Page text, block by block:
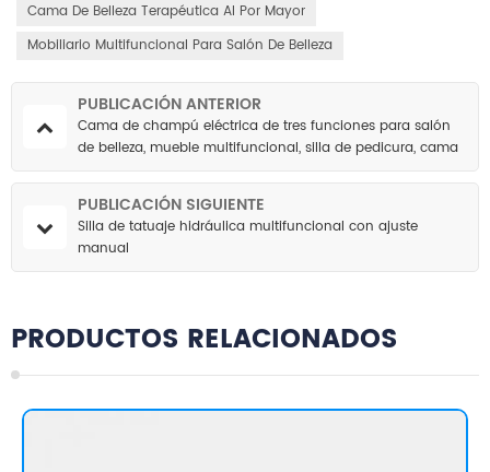
Cama De Belleza Terapéutica Al Por Mayor
Mobiliario Multifuncional Para Salón De Belleza
PUBLICACIÓN ANTERIOR
Cama de champú eléctrica de tres funciones para salón
de belleza, mueble multifuncional, silla de pedicura, cama
de belleza con 3 motores
PUBLICACIÓN SIGUIENTE
Silla de tatuaje hidráulica multifuncional con ajuste
manual
PRODUCTOS RELACIONADOS